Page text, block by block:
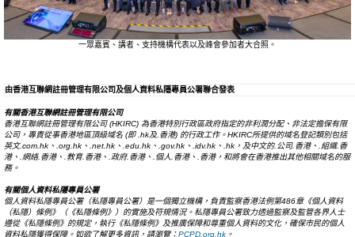
一眾嘉賓、講者、支持機構代表以及峰會參加者大合照。
由香港互聯網註冊管理有限公司及個人資料私隱專員公署聯合發表
有關香港互聯網註冊管理有限公司
香港互聯網註冊管理有限公司(HKIRC) 為香港特別行政區政府指定的非利潤分配、非法定擔保有限
公司，專責從事香港地區頂級域名 (即.hk及. 香港) 的行政工作。HKIRC所提供的域名登記類別包括
英文.com.hk 、 .org.hk 、 .net.hk 、 .edu.hk 、 .gov.hk 、 .idv.hk 、 .hk ，及中文的. 公司. 香港、 組織. 香
港、
網絡. 香港、 教育. 香港、 政府.香港、 個人 香港、
香港，和將會在香港推出其他相關域名的服
務。
有關個人資料私隱專員公署
個人資料私隱專員公署（私隱專員公署）是一個獨立機構，負責監察香港法例第486章《個人資料
（私隱）條例》（《私隱條例》）的實施及符規情況。私隱專員公署致力透過監察及監管各界人士
遵從《私隱條例》的規定，執行《私隱條例》及推廣保障和尊重個人資料的文化，確保市民的個人
資料私隱獲得保障。如欲了解更多資訊，請瀏覽：PCPD.org.hk 。